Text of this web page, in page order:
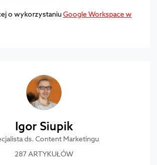
o wykorzystaniuGoogle Workspace w
Igor Siupik
ds. Content Marketingu
287 ARTYKUŁÓW